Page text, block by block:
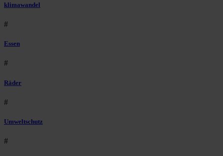
klimawandel
#
Essen
#
Räder
#
Umweltschutz
#